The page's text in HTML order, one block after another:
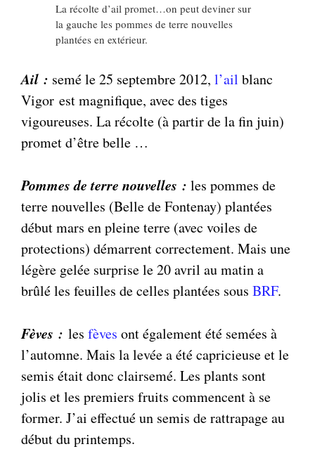
La récolte d’ail promet…on peut deviner sur
la gauche les pommes de terre nouvelles
plantées en extérieur.
Ail : semé le 25 septembre 2012, l’ail blanc
Vigor est magnifique, avec des tiges
vigoureuses. La récolte (à partir de la fin juin)
promet d’être belle …
Pommes de terre nouvelles : les pommes de
terre nouvelles (Belle de Fontenay) plantées
début mars en pleine terre (avec voiles de
protections) démarrent correctement. Mais une
légère gelée surprise le 20 avril au matin a
brûlé les feuilles de celles plantées sous BRF.
Fèves : les fèves ont également été semées à
l’automne. Mais la levée a été capricieuse et le
semis était donc clairsemé. Les plants sont
jolis et les premiers fruits commencent à se
former. J’ai effectué un semis de rattrapage au
début du printemps.